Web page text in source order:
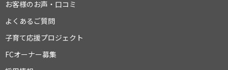
お客様のお声・口コミ
よくあるご質問
子育て応援プロジェクト
FCオーナー募集